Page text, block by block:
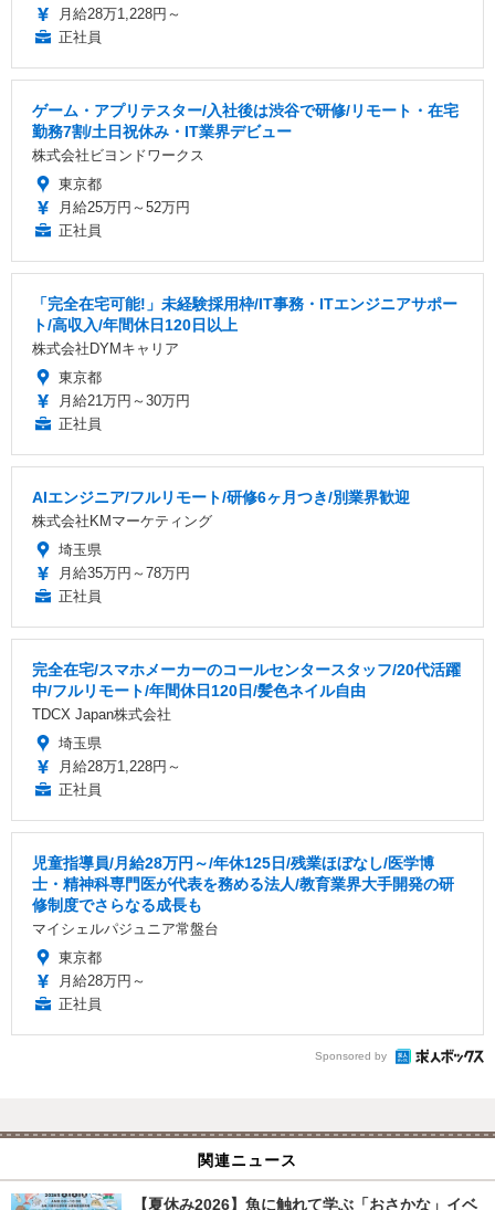
月給28万1,228円～
正社員
ゲーム・アプリテスター/入社後は渋谷で研修/リモート・在宅
勤務7割/土日祝休み・IT業界デビュー
株式会社ビヨンドワークス
東京都
月給25万円～52万円
正社員
「完全在宅可能!」未経験採用枠/IT事務・ITエンジニアサポー
ト/高収入/年間休日120日以上
株式会社DYMキャリア
東京都
月給21万円～30万円
正社員
AIエンジニア/フルリモート/研修6ヶ月つき/別業界歓迎
株式会社KMマーケティング
埼玉県
月給35万円～78万円
正社員
完全在宅/スマホメーカーのコールセンタースタッフ/20代活躍
中/フルリモート/年間休日120日/髪色ネイル自由
TDCX Japan株式会社
埼玉県
月給28万1,228円～
正社員
児童指導員/月給28万円～/年休125日/残業ほぼなし/医学博
士・精神科専門医が代表を務める法人/教育業界大手開発の研
修制度でさらなる成長も
マイシェルパジュニア常盤台
東京都
月給28万円～
正社員
Sponsored by
関連ニュース
【夏休み2026】魚に触れて学ぶ「おさかな」イベ